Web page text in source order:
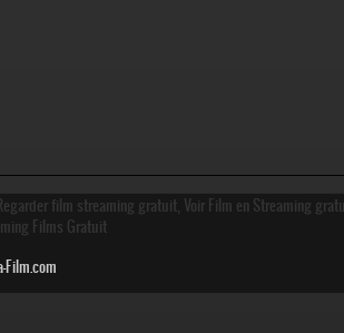
film streaming gratuit, Voir Film en Streaming
Films Gratuit
Film.com